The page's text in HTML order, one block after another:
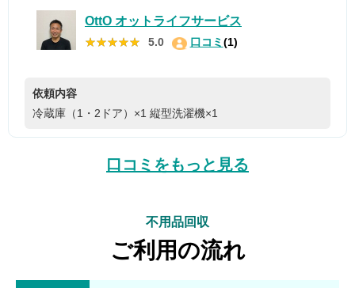
OttO オットライフサービス
★★★★★
★★★★★ 5.0 口コミ(1)
依頼内容
冷蔵庫（1・2ドア）×1 縦型洗濯機×1
口コミをもっと見る
不用品回収
ご利用の流れ